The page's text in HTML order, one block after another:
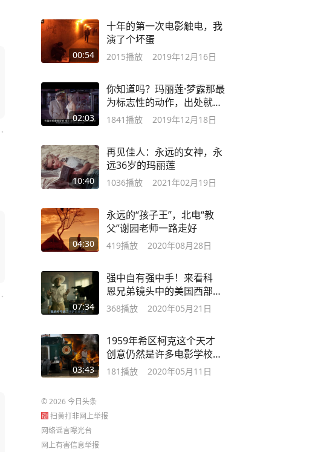
00:54
十年的第一次电影触电，我
演了个坏蛋
2015播放 2019年12月16日
02:03
你知道吗？玛丽莲·梦露那最
为标志性的动作，出处就在
这里了
1841播放 2019年12月18日
10:40
再见佳人：永远的女神，永
远36岁的玛丽莲
1036播放 2021年02月19日
04:30
永远的“孩子王”，北电“教
父”谢园老师一路走好
419播放 2020年08月28日
07:34
强中自有强中手！来看科
恩兄弟镜头中的美国西部
有多犀利
368播放 2020年05月21日
03:43
1959年希区柯克这个天才
创意仍然是许多电影学校
的电影教学片
181播放 2020年05月11日
©2026今日头条
扫黄打非网上举报
网络谣言曝光台
网上有害信息举报